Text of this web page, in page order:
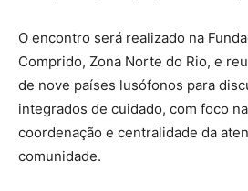
O encontro será realizado na
Comprido, Zona Norte do Rio, e
de nove países lusófonos para
integrados de cuidado, com foco
coordenação e centralidade da
comunidade.